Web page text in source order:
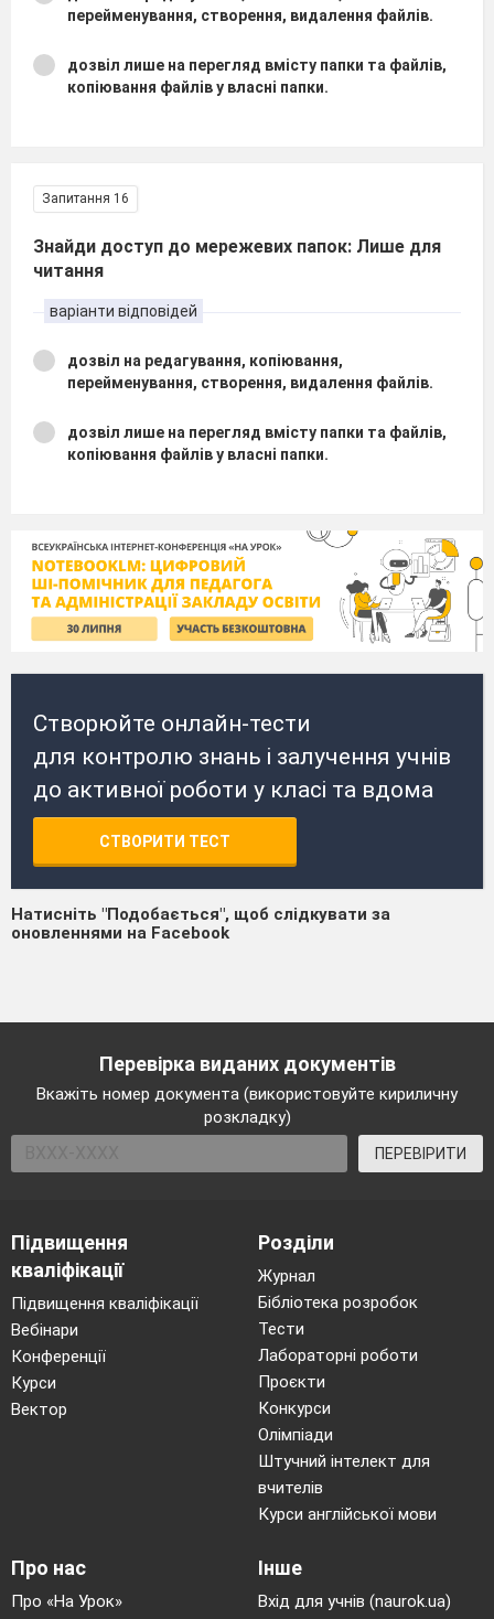
перейменування, створення, видалення файлів.
дозвіл лише на перегляд вмісту папки та файлів,
копіювання файлів у власні папки.
Запитання 16
Знайди доступ до мережевих папок: Лише для
читання
варіанти відповідей
дозвіл на редагування, копіювання,
перейменування, створення, видалення файлів.
дозвіл лише на перегляд вмісту папки та файлів,
копіювання файлів у власні папки.
Створюйте онлайн-тести
для контролю знань і залучення учнів
до активної роботи у класі та вдома
СТВОРИТИ ТЕСТ
Натисніть "Подобається", щоб слідкувати за
оновленнями на Facebook
Перевірка виданих документів
Вкажіть номер документа (використовуйте кириличну
розкладку)
ПЕРЕВІРИТИ
Підвищення
кваліфікації
Підвищення кваліфікації
Вебінари
Конференції
Курси
Вектор
Розділи
Журнал
Бібліотека розробок
Тести
Лабораторні роботи
Проєкти
Конкурси
Олімпіади
Штучний інтелект для
вчителів
Курси англійської мови
Про нас
Про «На Урок»
Інше
Вхід для учнів (naurok.ua)